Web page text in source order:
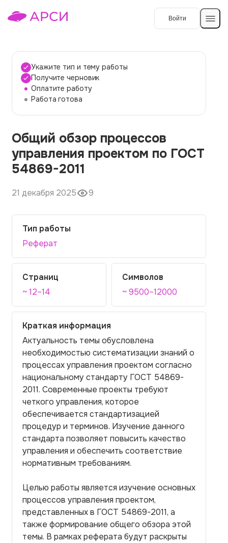
Войти
Темы работ
О сервисе
О компании
Наши гарантии
Вопросы и ответы
Контакты
Укажите тип и тему работы
Получите черновик
Оплатите работу
Работа готова
Общий обзор процессов
управления проектом по ГОСТ
54869-2011
21 декабря 2025 9
Тип работы
Реферат
Страниц
~ 12–14
Символов
~ 9500–12000
Краткая информация
Актуальность темы обусловлена
необходимостью систематизации знаний о
процессах управления проектом согласно
национальному стандарту ГОСТ 54869-
2011. Современные проекты требуют
четкого управления, которое
обеспечивается стандартизацией
процедур и терминов. Изучение данного
стандарта позволяет повысить качество
управления и обеспечить соответствие
нормативным требованиям.
Целью работы является изучение основных
процессов управления проектом,
представленных в ГОСТ 54869-2011, а
также формирование общего обзора этой
темы. В рамках реферата будут раскрыты